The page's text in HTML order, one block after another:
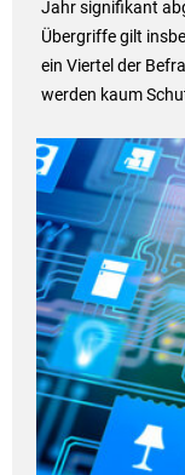
Jahr signifikant
Übergriffe gilt
ein Viertel der
werden kaum